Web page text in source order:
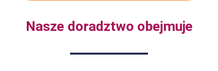
Nasze doradztwo obejmuje